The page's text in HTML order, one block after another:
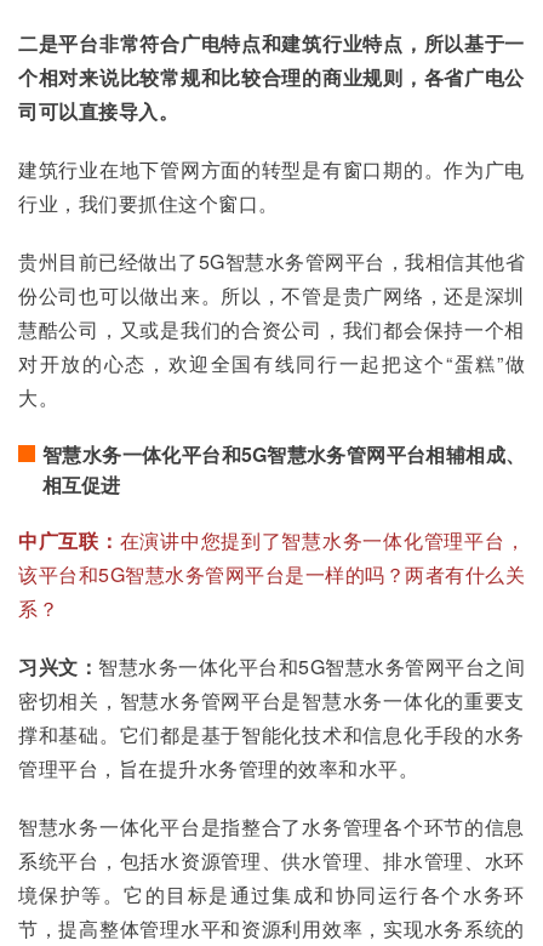
二是平台非常符合广电特点和建筑行业特点，所以基于一
个相对来说比较常规和比较合理的商业规则，各省广电公
司可以直接导入。
建筑行业在地下管网方面的转型是有窗口期的。作为广电
行业，我们要抓住这个窗口。
贵州目前已经做出了5G智慧水务管网平台，我相信其他省
份公司也可以做出来。所以，不管是贵广网络，还是深圳
慧酷公司，又或是我们的合资公司，我们都会保持一个相
对开放的心态，欢迎全国有线同行一起把这个“蛋糕”做
大。
智慧水务一体化平台和5G智慧水务管网平台相辅相成、
相互促进
中广互联： 在演讲中您提到了智慧水务一体化管理平台，
该平台和5G智慧水务管网平台是一样的吗？两者有什么关
系？
习兴文： 智慧水务一体化平台和5G智慧水务管网平台之间
密切相关，智慧水务管网平台是智慧水务一体化的重要支
撑和基础。它们都是基于智能化技术和信息化手段的水务
管理平台，旨在提升水务管理的效率和水平。
智慧水务一体化平台是指整合了水务管理各个环节的信息
系统平台，包括水资源管理、供水管理、排水管理、水环
境保护等。它的目标是通过集成和协同运行各个水务环
节，提高整体管理水平和资源利用效率，实现水务系统的